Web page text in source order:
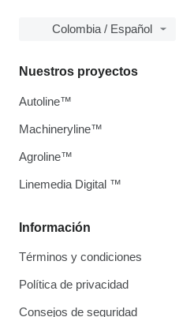
Colombia / Español
Información
Términos y condiciones
Política de privacidad
Consejos de seguridad
Nuestros proyectos
Autoline™
Machineryline™
Agroline™
Linemedia Digital ™